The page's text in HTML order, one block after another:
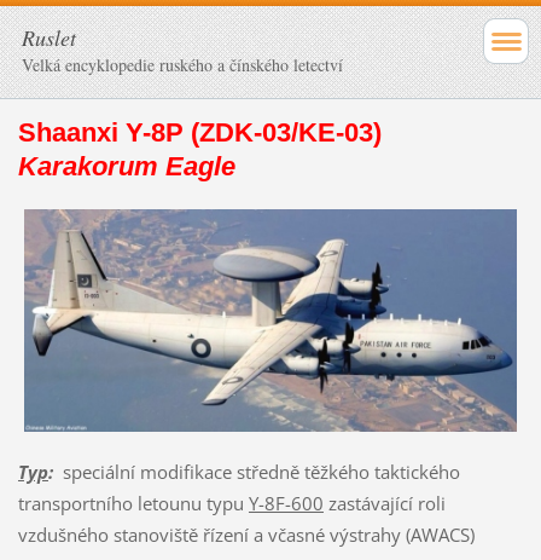
Ruslet
Velká encyklopedie ruského a čínského letectví
Shaanxi Y-8P (ZDK-03/KE-03)
Karakorum Eagle
Typ:speciální modifikace středně těžkého taktického
transportního letounu typu Y-8F-600 zastávající roli
vzdušného stanoviště řízení a včasné výstrahy (AWACS)